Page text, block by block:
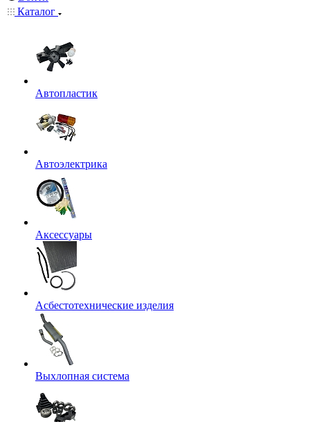
Каталог
Автопластик
Автоэлектрика
Аксессуары
Асбестотехнические изделия
Выхлопная система